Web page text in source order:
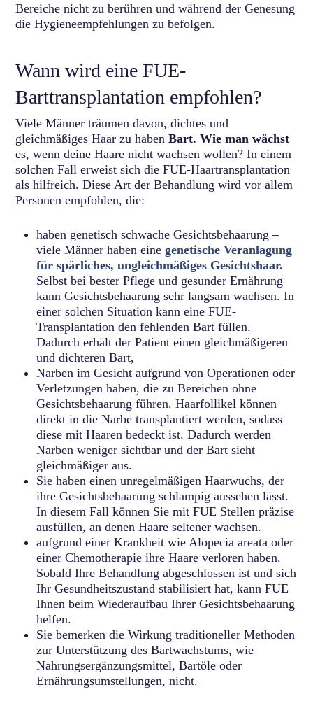
Bereiche nicht zu berühren und während der Genesung
die Hygieneempfehlungen zu befolgen.
Wann wird eine FUE-
Barttransplantation empfohlen?
Viele Männer träumen davon, dichtes und
gleichmäßiges Haar zu habenBart. Wie man wächst
es, wenn deine Haare nicht wachsen wollen? In einem
solchen Fall erweist sich die FUE-Haartransplantation
als hilfreich. Diese Art der Behandlung wird vor allem
Personen empfohlen, die:
haben genetisch schwache Gesichtsbehaarung –
viele Männer haben einegenetische Veranlagung
für spärliches, ungleichmäßiges Gesichtshaar.
Selbst bei bester Pflege und gesunder Ernährung
kann Gesichtsbehaarung sehr langsam wachsen. In
einer solchen Situation kann eine FUE-
Transplantation den fehlenden Bart füllen.
Dadurch erhält der Patient einen gleichmäßigeren
und dichteren Bart,
Narben im Gesicht aufgrund von Operationen oder
Verletzungen haben, die zu Bereichen ohne
Gesichtsbehaarung führen. Haarfollikel können
direkt in die Narbe transplantiert werden, sodass
diese mit Haaren bedeckt ist. Dadurch werden
Narben weniger sichtbar und der Bart sieht
gleichmäßiger aus.
Sie haben einen unregelmäßigen Haarwuchs, der
ihre Gesichtsbehaarung schlampig aussehen lässt.
In diesem Fall können Sie mit FUE Stellen präzise
ausfüllen, an denen Haare seltener wachsen.
aufgrund einer Krankheit wie Alopecia areata oder
einer Chemotherapie ihre Haare verloren haben.
Sobald Ihre Behandlung abgeschlossen ist und sich
Ihr Gesundheitszustand stabilisiert hat, kann FUE
Ihnen beim Wiederaufbau Ihrer Gesichtsbehaarung
helfen.
Sie bemerken die Wirkung traditioneller Methoden
zur Unterstützung des Bartwachstums, wie
Nahrungsergänzungsmittel, Bartöle oder
Ernährungsumstellungen, nicht.